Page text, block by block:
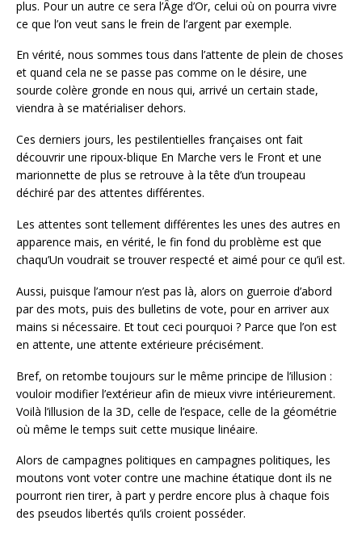
plus. Pour un autre ce sera l’Âge d’Or, celui où on pourra vivre
ce que l’on veut sans le frein de l’argent par exemple.
En vérité, nous sommes tous dans l’attente de plein de choses
et quand cela ne se passe pas comme on le désire, une
sourde colère gronde en nous qui, arrivé un certain stade,
viendra à se matérialiser dehors.
Ces derniers jours, les pestilentielles françaises ont fait
découvrir une ripoux-blique En Marche vers le Front et une
marionnette de plus se retrouve à la tête d’un troupeau
déchiré par des attentes différentes.
Les attentes sont tellement différentes les unes des autres en
apparence mais, en vérité, le fin fond du problème est que
chaqu’Un voudrait se trouver respecté et aimé pour ce qu’il est.
Aussi, puisque l’amour n’est pas là, alors on guerroie d’abord
par des mots, puis des bulletins de vote, pour en arriver aux
mains si nécessaire. Et tout ceci pourquoi ? Parce que l’on est
en attente, une attente extérieure précisément.
Bref, on retombe toujours sur le même principe de l’illusion :
vouloir modifier l’extérieur afin de mieux vivre intérieurement.
Voilà l’illusion de la 3D, celle de l’espace, celle de la géométrie
où même le temps suit cette musique linéaire.
Alors de campagnes politiques en campagnes politiques, les
moutons vont voter contre une machine étatique dont ils ne
pourront rien tirer, à part y perdre encore plus à chaque fois
des pseudos libertés qu’ils croient posséder.